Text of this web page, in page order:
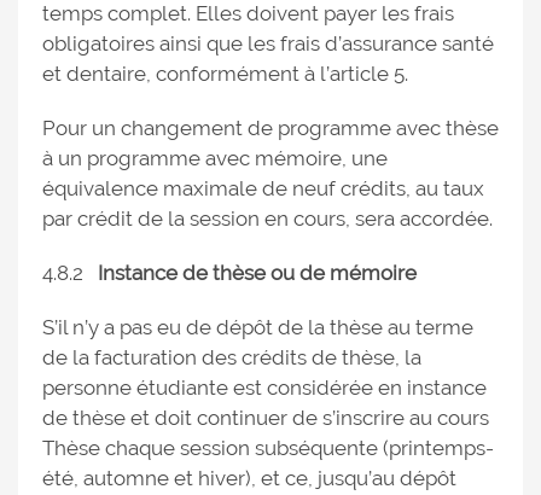
temps complet. Elles doivent payer les frais
obligatoires ainsi que les frais d’assurance santé
et dentaire, conformément à l’article 5.
Pour un changement de programme avec thèse
à un programme avec mémoire, une
équivalence maximale de neuf crédits, au taux
par crédit de la session en cours, sera accordée.
4.8.2 Instance de thèse ou de mémoire
S’il n’y a pas eu de dépôt de la thèse au terme
de la facturation des crédits de thèse, la
personne étudiante est considérée en instance
de thèse et doit continuer de s’inscrire au cours
Thèse chaque session subséquente (printemps-
été, automne et hiver), et ce, jusqu’au dépôt